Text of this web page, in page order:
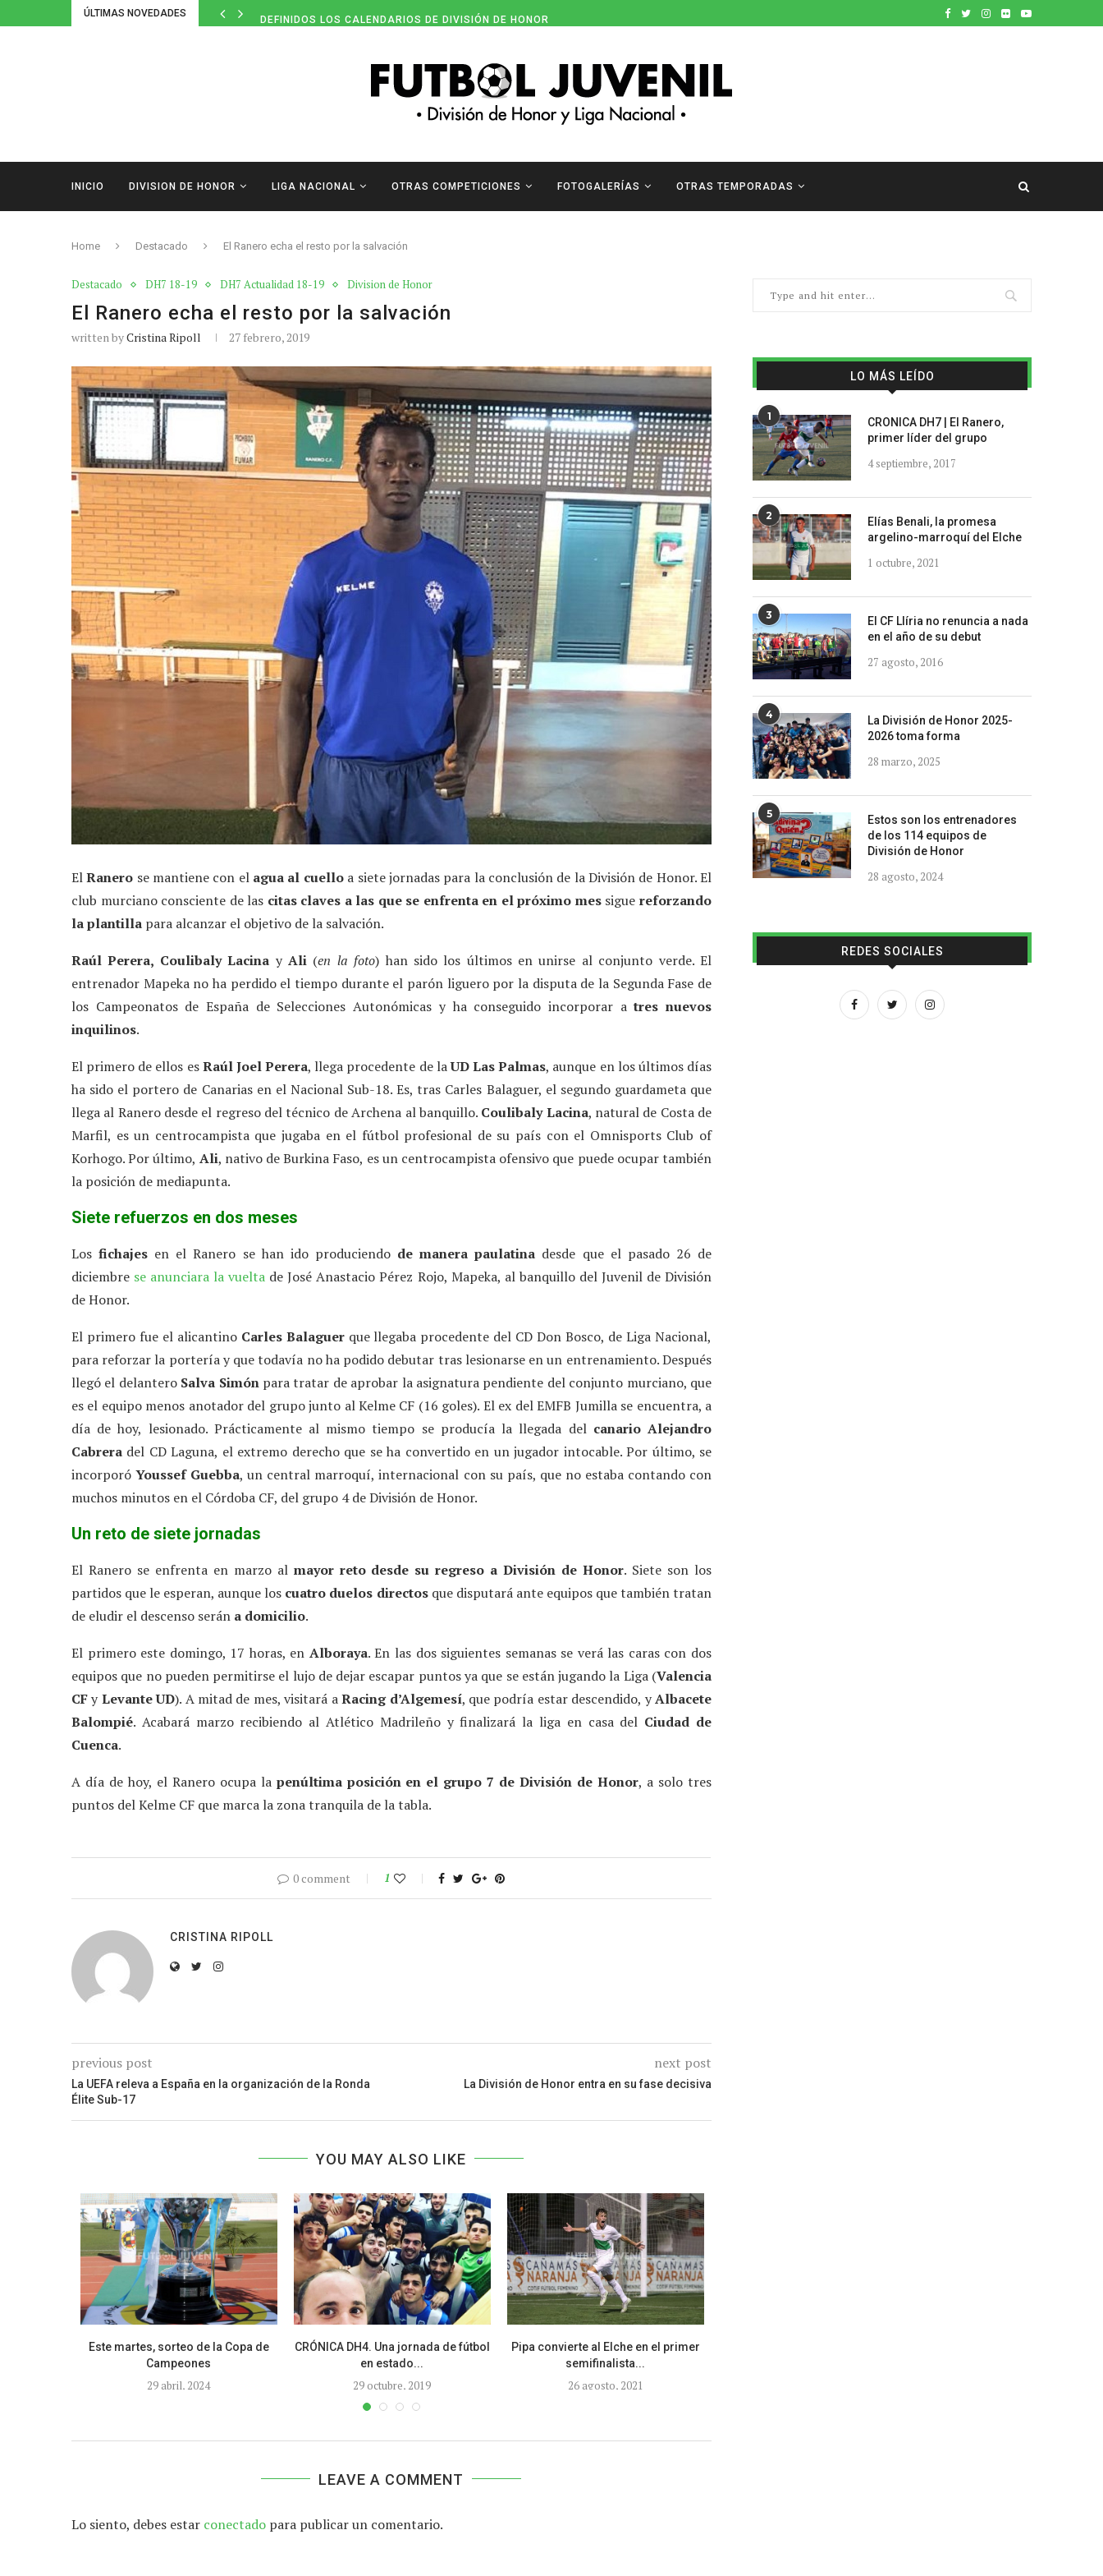
ÚLTIMAS NOVEDADES DEFINIDOS LOS CALENDARIOS DE DIVISIÓN DE HONOR
INICIO DIVISION DE HONOR LIGA NACIONAL OTRAS COMPETICIONES FOTOGALERÍAS OTRAS TEMPORADAS
Home Destacado El Ranero echa el resto por la salvación
Destacado DH7 18-19 DH7 Actualidad 18-19 Division de Honor
El Ranero echa el resto por la salvación
written byCristina Ripoll 27 febrero, 2019
ElRanero se mantiene con el agua al cuelloa siete jornadas para la conclusión de la División de Honor. El
club murciano consciente de las citas claves a las que se enfrenta en el próximo messiguereforzando
la plantilla para alcanzar el objetivo de la salvación.
Raúl Perera, Coulibaly Lacina yAli (en la foto) han sido los últimos en unirse al conjunto verde. El
entrenador Mapeka no ha perdido el tiempo durante el parón liguero por la disputa de la Segunda Fase de
los Campeonatos de España de Selecciones Autonómicas y ha conseguido incorporar atres nuevos
inquilinos.
El primero de ellos esRaúl Joel Perera, llega procedente de laUD Las Palmas, aunque en los últimos días
ha sido el portero de Canarias en el Nacional Sub-18. Es, tras Carles Balaguer, el segundo guardameta que
llega al Ranero desde el regreso del técnico de Archena al banquillo. Coulibaly Lacina, natural de Costa de
Marfil, es un centrocampista que jugaba en el fútbol profesional de su país con el Omnisports Club of
Korhogo. Por último, Ali, nativo de Burkina Faso, es un centrocampista ofensivo que puede ocupar también
la posición de mediapunta.
Siete refuerzos en dos meses
Losfichajes en el Ranero se han ido produciendo de manera paulatina desde que el pasado 26 de
diciembre se anunciara la vuelta de José Anastacio Pérez Rojo, Mapeka, al banquillo del Juvenil de División
de Honor.
El primero fue el alicantino Carles Balaguerque llegaba procedente del CD Don Bosco, de Liga Nacional,
para reforzar la portería y que todavía no ha podido debutar tras lesionarse en un entrenamiento. Después
llegó el delantero Salva Simónpara tratar de aprobar la asignatura pendiente del conjunto murciano, que
es el equipo menos anotador del grupo junto al Kelme CF (16 goles). El ex del EMFB Jumilla se encuentra, a
día de hoy, lesionado. Prácticamente al mismo tiempo se producía la llegada del canario Alejandro
Cabrera del CD Laguna, el extremo derecho que se ha convertido en un jugador intocable. Por último, se
incorporóYoussef Guebba, un central marroquí, internacional con su país, que no estaba contando con
muchos minutos en el Córdoba CF, del grupo 4 de División de Honor.
Un reto de siete jornadas
El Ranero se enfrenta en marzo al mayor reto desde su regreso a División de Honor. Siete son los
partidos que le esperan, aunque los cuatro duelos directos que disputará ante equipos que también tratan
de eludir el descenso serán a domicilio.
El primero este domingo, 17 horas, en Alboraya. En las dos siguientes semanas se verá las caras con dos
equipos que no pueden permitirse el lujo de dejar escapar puntos ya que se están jugando la Liga (Valencia
CFyLevante UD). A mitad de mes, visitará aRacing d’Algemesí, que podría estar descendido, yAlbacete
Balompié. Acabará marzo recibiendo al Atlético Madrileño y finalizará la liga en casa del Ciudad de
Cuenca.
A día de hoy, el Ranero ocupa la penúltima posición en el grupo 7 de División de Honor, a solo tres
puntos del Kelme CF que marca la zona tranquila de la tabla.
0 comment 1
CRISTINA RIPOLL
previous post
La UEFA releva a España en la organización de la Ronda
Élite Sub-17
next post
La División de Honor entra en su fase decisiva
YOU MAY ALSO LIKE
Este martes, sorteo de la Copa de
Campeones
29 abril, 2024
CRÓNICA DH4. Una jornada de fútbol
en estado...
29 octubre, 2019
Pipa convierte al Elche en el primer
semifinalista...
26 agosto, 2021
LEAVE A COMMENT
Lo siento, debes estar conectado para publicar un comentario.
LO MÁS LEÍDO
1
CRONICA DH7 | El Ranero,
primer líder del grupo
4 septiembre, 2017
2
Elías Benali, la promesa
argelino-marroquí del Elche
1 octubre, 2021
3
El CF Llíria no renuncia a nada
en el año de su debut
27 agosto, 2016
4
La División de Honor 2025-
2026 toma forma
28 marzo, 2025
5
Estos son los entrenadores
de los 114 equipos de
División de Honor
28 agosto, 2024
REDES SOCIALES